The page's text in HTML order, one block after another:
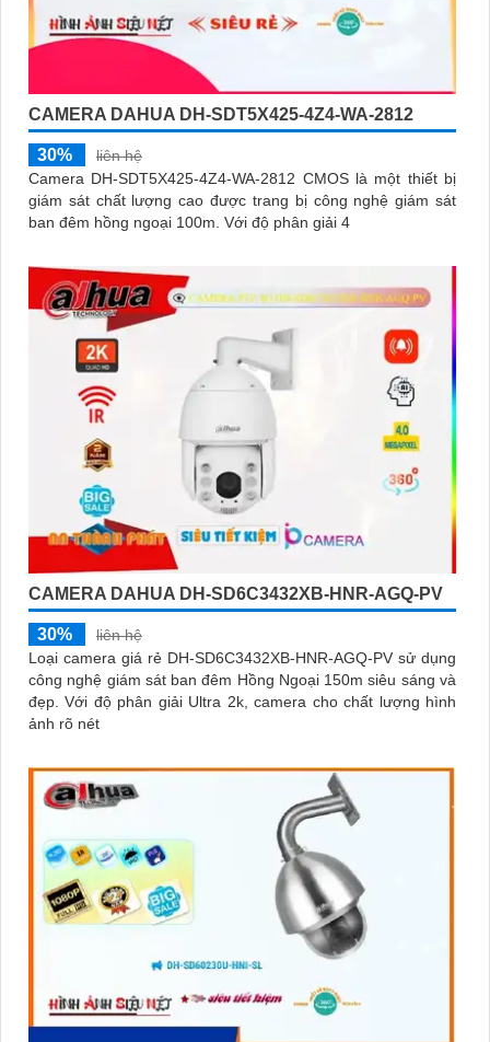
CAMERA DAHUA DH-SDT5X425-4Z4-WA-2812
30%
liên hệ
Camera DH-SDT5X425-4Z4-WA-2812 CMOS là một thiết bị
giám sát chất lượng cao được trang bị công nghệ giám sát
ban đêm hồng ngoại 100m. Với độ phân giải 4
CAMERA DAHUA DH-SD6C3432XB-HNR-AGQ-PV
30%
liên hệ
Loại camera giá rẻ DH-SD6C3432XB-HNR-AGQ-PV sử dụng
công nghệ giám sát ban đêm Hồng Ngoại 150m siêu sáng và
đẹp. Với độ phân giải Ultra 2k, camera cho chất lượng hình
ảnh rõ nét